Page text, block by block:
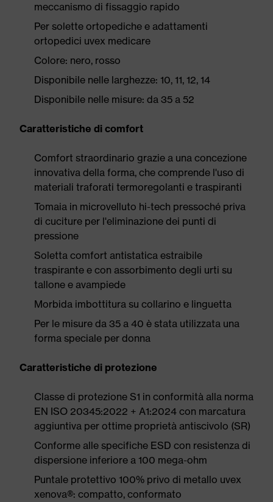
meccanismo di fissaggio rapido
Per solette ortopediche e adattamenti
ortopedici uvex medicare
Colore: nero, rosso
Disponibile nelle larghezze: 10, 11, 12, 14
Disponibile nelle misure: da 35 a 52
Caratteristiche di comfort
Comfort straordinario grazie a una concezione
innovativa della forma, che comprende l'uso di
materiali traforati termoregolanti e traspiranti
Tomaia in microvelluto hi-tech pressoché priva
di cuciture per l'eliminazione dei punti di
pressione
Soletta comfort antistatica estraibile
traspirante e con assorbimento degli urti su
tallone e avampiede
Morbida imbottitura su collarino e linguetta
Per le misure da 35 a 40 è stata utilizzata una
forma speciale per donna
Caratteristiche di protezione
Classe di protezione S1 in conformità alla norma
EN ISO 20345:2022 + A1:2024 con marcatura
aggiuntiva per ottime proprietà antiscivolo (SR)
Conforme alle specifiche ESD con resistenza di
dispersione inferiore a 100 mega-ohm
Puntale protettivo 100% privo di metallo uvex
xenova®: compatto, conformato